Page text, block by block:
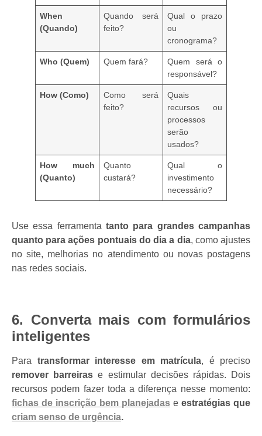
When
(Quando)
Quando será
feito?
Qual o prazo
ou
cronograma?
Who (Quem) Quem fará?
Quem será o
responsável?
How (Como)
Como será
feito?
Quais
recursos ou
processos
serão
usados?
How much
(Quanto)
Quanto
custará?
Qual o
investimento
necessário?
Use essa ferramenta tanto para grandes campanhas
quanto para ações pontuais do dia a dia, como ajustes
no site, melhorias no atendimento ou novas postagens
nas redes sociais.
6. Converta mais com formulários
inteligentes
Para transformar interesse em matrícula, é preciso
remover barreiras e estimular decisões rápidas. Dois
recursos podem fazer toda a diferença nesse momento:
fichas de inscrição bem planejadas e estratégias que
criam senso de urgência.